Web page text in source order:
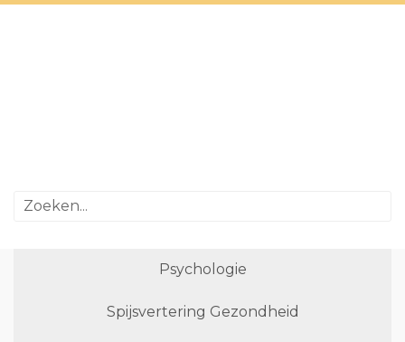
Psychologie
Spijsvertering Gezondheid